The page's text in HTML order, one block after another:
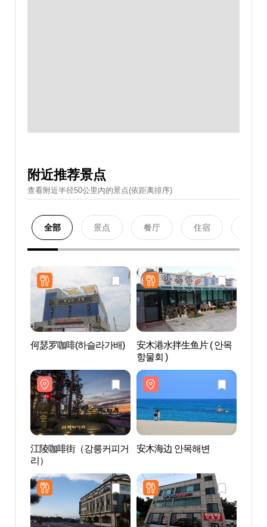
附近推荐景点
查看附近半径50公里內的景点(依距离排序)
全部 景点 餐厅 住宿
何瑟罗咖啡(하슬라가배)
安木港水拌生鱼片 ( 안목
항물회 )
江陵咖啡街（강릉커피거
리）
安木海边 안목해변